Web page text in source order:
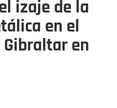
izaje de la
en el
en